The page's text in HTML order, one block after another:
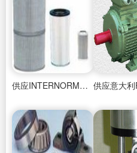
供应INTERNORMEN滤芯高压滤芯